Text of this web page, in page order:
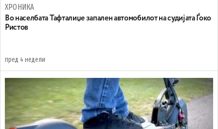
ХРОНИКА
Во населбата Тафталиџе запален автомобилот на судијата Ѓоко
Ристов
пред 4 недели